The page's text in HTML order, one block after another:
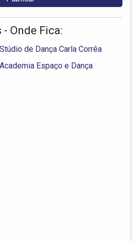
Onde Fica:
Stúdio de Dança Carla Corrêa
Academia Espaço e Dança